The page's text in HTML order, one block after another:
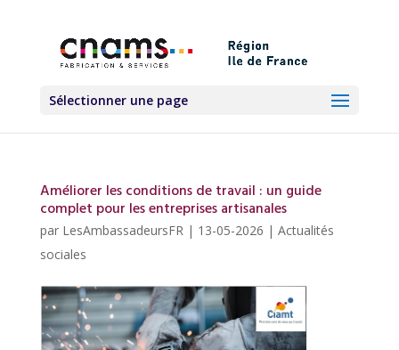
Sélectionner une page
Améliorer les conditions de travail : un guide
complet pour les entreprises artisanales
par LesAmbassadeursFR| 13-05-2026 | Actualités
sociales